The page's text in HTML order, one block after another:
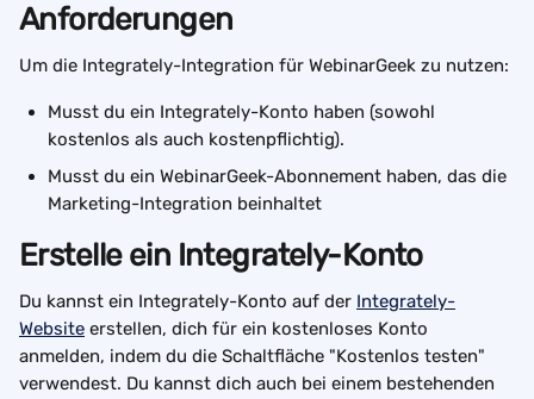
Anforderungen
Um die Integrately-Integration für WebinarGeek zu nutzen:
Musst du ein Integrately-Konto haben (sowohl
kostenlos als auch kostenpflichtig).
Musst du ein WebinarGeek-Abonnement haben, das die
Marketing-Integration beinhaltet
Erstelle ein Integrately-Konto
Du kannst ein Integrately-Konto auf der Integrately-
Website erstellen, dich für ein kostenloses Konto
anmelden, indem du die Schaltfläche "Kostenlos testen"
verwendest. Du kannst dich auch bei einem bestehenden